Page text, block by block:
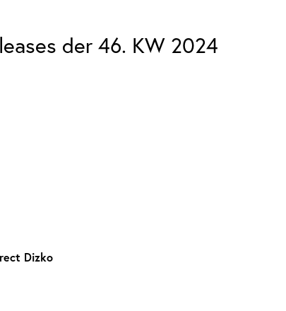
der 46. KW 2024
Dizko